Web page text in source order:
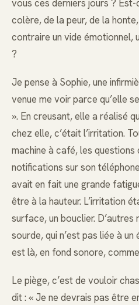
vous ces derniers jours ?
colère, de la peur, de la
contraire un vide émotionnel,
?
Je pense à Sophie, une
venue me voir parce qu’elle
». En creusant, elle a réalisé
chez elle, c’était l’irritation.
machine à café, les questions
notifications sur son
avait en fait une grande
être à la hauteur. L’irritation
surface, un bouclier.
sourde, qui n’est pas liée à
est là, en fond sonore,
Le piège, c’est de vouloir
dit : « Je ne devrais pas être